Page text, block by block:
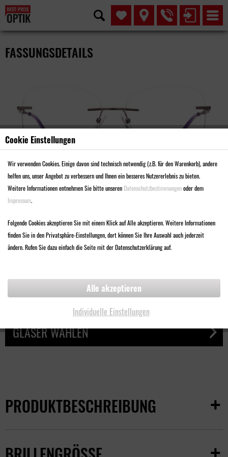
FASSUNGSDETAILS
MODELL F2720
108,00 €
Qualitäts-Kunststoff-Brillenglas
Kratz- und bruchfest
Mehrfachentspiegelt
GLÄSER WÄHLEN
PRODUKTBESCHREIBUNG
Cookie Einstellungen
Wir verwenden Cookies. Einige davon sind technisch notwendig (z.B. für den Warenkorb), andere
helfen uns, unser Angebot zu verbessern und Ihnen ein besseres Nutzererlebnis zu bieten.
Weitere Informationen entnehmen Sie bitte unseren Datenschutzbestimmungenoder dem
Impressum.
Folgende Cookies akzeptieren Sie mit einem Klick auf Alle akzeptieren. Weitere Informationen
finden Sie in den Privatsphäre-Einstellungen, dort können Sie Ihre Auswahl auch jederzeit
ändern. Rufen Sie dazu einfach die Seite mit der Datenschutzerklärung auf.
Individuelle Einstellungen
Alle akzeptieren